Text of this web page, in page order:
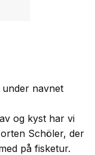
navnet
og kyst har vi
Schöler, der
på fisketur.